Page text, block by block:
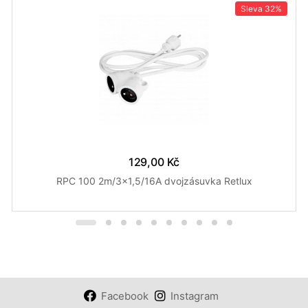
Sleva 32%
129,00 Kč
RPC 100 2m/3x1,5/16A dvojzásuvka Retlux
Facebook Instagram